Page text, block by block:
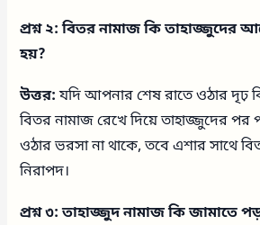
প্রশ্ন ২: বিতর নামাজ কি তাহাজ্জুদের
হয়?
উত্তর:যদি আপনার শেষ রাতে ওঠার দৃঢ়
বিতর নামাজ রেখে দিয়ে তাহাজ্জুদের
ওঠার ভরসা না থাকে, তবে এশার সাথে
নিরাপদ।
প্রশ্ন ৩: তাহাজ্জুদ নামাজ কি জামাতে